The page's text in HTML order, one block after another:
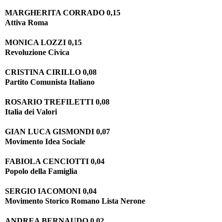
MARGHERITA CORRADO 0,15
Attiva Roma
MONICA LOZZI 0,15
Revoluzione Civica
CRISTINA CIRILLO 0,08
Partito Comunista Italiano
ROSARIO TREFILETTI 0,08
Italia dei Valori
GIAN LUCA GISMONDI 0,07
Movimento Idea Sociale
FABIOLA CENCIOTTI 0,04
Popolo della Famiglia
SERGIO IACOMONI 0,04
Movimento Storico Romano Lista Nerone